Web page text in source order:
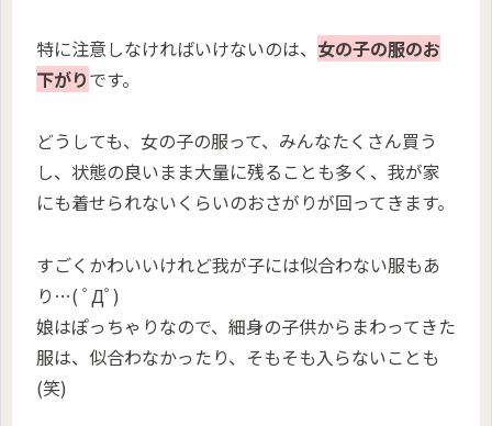
特に注意しなければいけないのは、 女の子の服のお
下がりです。
どうしても、女の子の服って、みんなたくさん買う
し、状態の良いまま大量に残ることも多く、我が家
にも着せられないくらいのおさがりが回ってきます。
すごくかわいいけれど我が子には似合わない服もあ
り…( ﾟДﾟ)
娘はぽっちゃりなので、細身の子供からまわってきた
服は、似合わなかったり、そもそも入らないことも
(笑)